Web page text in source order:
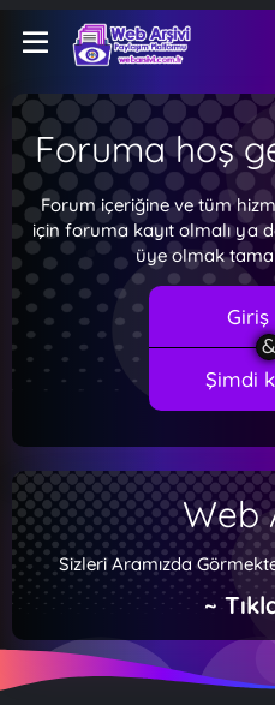
Foruma hoş
Forum içeriğine ve tüm
için foruma kayıt olmalı ya
üye olmak
Şimdi
Web
Sizleri Aramızda
~